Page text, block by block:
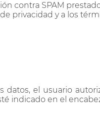
contra SPAM
privacidad y a los
el usuario
indicado en el